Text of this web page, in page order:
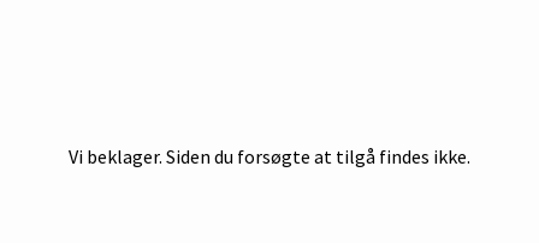
Vi beklager. Siden du forsøgte at tilgå findes ikke.